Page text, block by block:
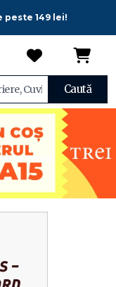
149 lei!
Caută